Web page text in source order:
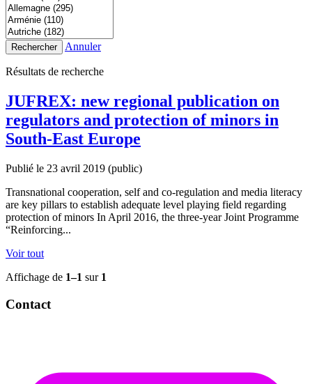
Rechercher Annuler
Résultats de recherche
JUFREX: new regional publication on
regulators and protection of minors in
South-East Europe
Publié le 23 avril 2019 (public)
Transnational cooperation, self and co-regulation and media literacy
are key pillars to establish adequate level playing field regarding
protection of minors In April 2016, the three-year Joint Programme
“Reinforcing...
Voir tout
Affichage de 1–1 sur 1
Contact